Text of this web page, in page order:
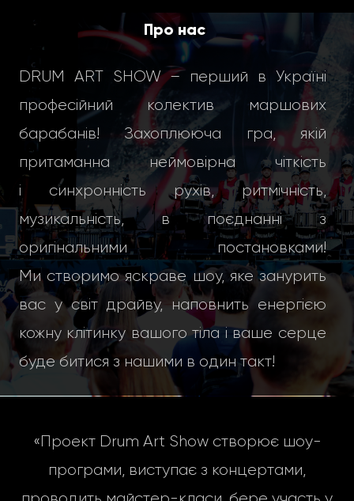
Про нас
DRUM ART SHOW – перший в Україні
професійний колектив маршових
барабанів! Захоплююча гра, якій
притаманна неймовірна чіткість
і синхронність рухів, ритмічність,
музикальність, в поєднанні з
оригінальними постановками!
Ми створимо яскраве шоу, яке занурить
вас у світ драйву, наповнить енергією
кожну клітинку вашого тіла і ваше серце
буде битися з нашими в один такт!
«Проект Drum Art Show створює шоу-
програми, виступає з концертами,